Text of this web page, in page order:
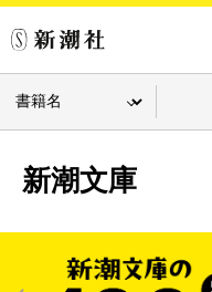
新潮文庫